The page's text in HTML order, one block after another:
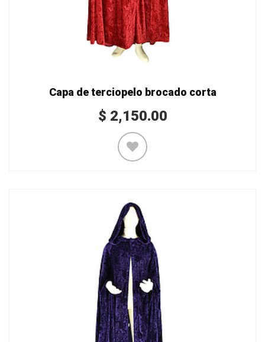
Capa de terciopelo brocado corta
$ 2,150.00